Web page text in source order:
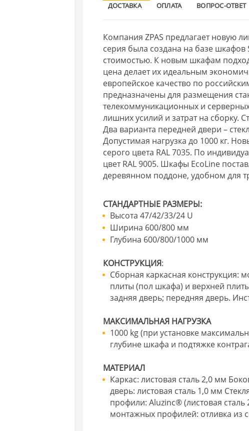
ДОСТАВКА ОПЛАТА ВОПРОС-ОТВЕТ
Компания ZPAS предлагает новую
серия была создана на базе
стоимостью. К новым шкафам
цена делает их идеальным
европейское качество по
предназначены для размещения
телекоммуникационных и
лишних усилий и затрат на сборку.
Два варианта передней двери –
Допустимая нагрузка до 1000 кг.
серого цвета RAL 7035. По
цвет RAL 9005. Шкафы EcoLine
деревянном поддоне, удобном для
СТАНДАРТНЫЕ РАЗМЕРЫ:
Высота 47/42/33/24 U
Ширина 600/800 мм
Глубина 600/800/1000 мм
КОНСТРУКЦИЯ:
Сборная каркасная конструкция:
плиты (пол шкафа) и верхней
задняя дверь; передняя дверь.
МАКСИМАЛЬНАЯ НАГРУЗКА
1000 kg (при установке
глубине шкафа и подтяжке
МАТЕРИАЛ
Каркас: листовая сталь 2,0 мм
дверь: листовая сталь 1,0 мм
профили: Aluzinc® (листовая
монтажных профилей: отливка из